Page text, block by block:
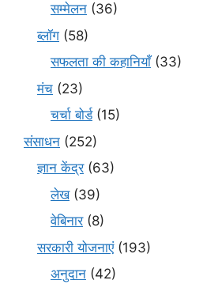
सम्मेलन (36)
ब्लॉग (58)
सफलता की कहानियाँ(33)
मंच (23)
चर्चा बोर्ड(15)
संसाधन (252)
ज्ञान केंद्र(63)
लेख(39)
वेबिनार(8)
सरकारी योजनाएं(193)
अनुदान (42)